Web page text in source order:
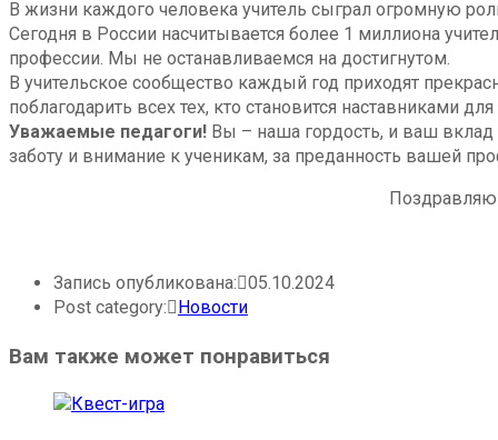
В жизни каждого человека учитель сыграл огромную
Сегодня в России насчитывается более 1 миллиона
профессии. Мы не останавливаемся на достигнутом.
В учительское сообщество каждый год приходят
поблагодарить всех тех, кто становится наставниками
Уважаемые педагоги! Вы – наша гордость, и ваш вклад
заботу и внимание к ученикам, за преданность вашей
Поздравляю
Запись опубликована: 05.10.2024
Post category:
Новости
Вам также может понравиться